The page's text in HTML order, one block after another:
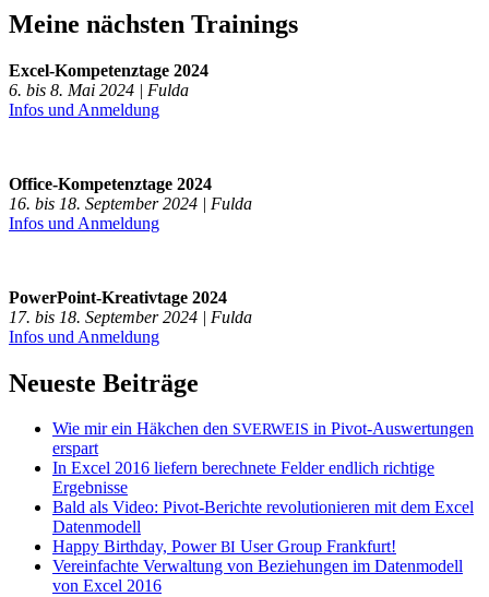
Meine nächsten Trainings
Excel-Kompetenztage 2024
6. bis 8. Mai 2024 | Fulda
Infos und Anmeldung
Office-Kompetenztage 2024
16. bis 18. September 2024 | Fulda
Infos und Anmeldung
PowerPoint-Kreativtage 2024
17. bis 18. September 2024 | Fulda
Infos und Anmeldung
Neueste Beiträge
Wie mir ein Häkchen den SVERWEIS in Pivot-Auswertungen
erspart
In Excel 2016 liefern berechnete Felder endlich richtige
Ergebnisse
Bald als Video: Pivot-Berichte revolutionieren mit dem Excel
Datenmodell
Happy Birthday, PowerBI User Group Frankfurt!
Vereinfachte Verwaltung von Beziehungen im Datenmodell
von Excel 2016